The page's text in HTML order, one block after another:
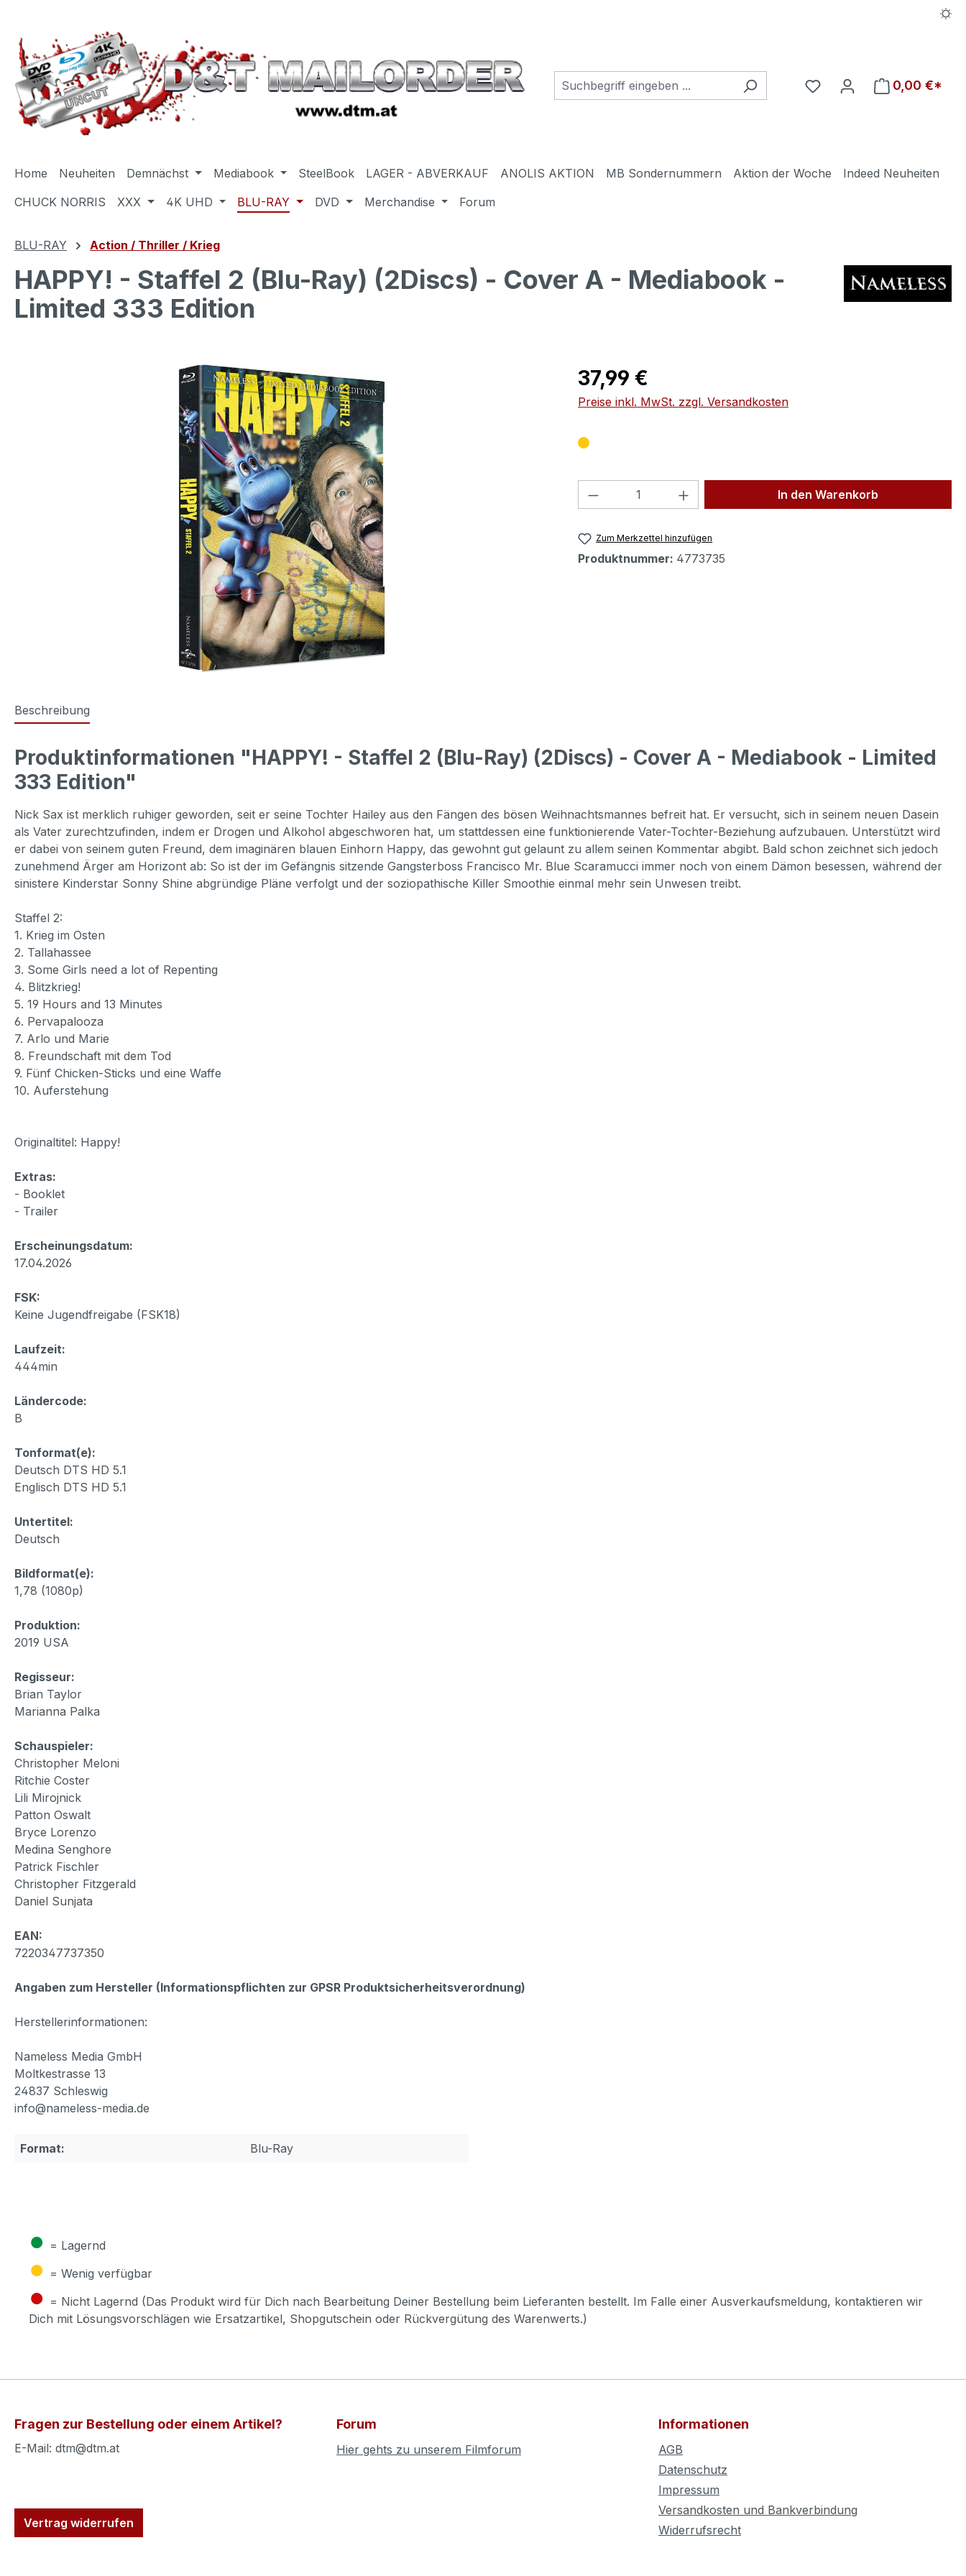
Du hast 0 Produkte auf
0,00 €*
Home Neuheiten Demnächst Mediabook SteelBook LAGER - ABVERKAUF ANOLIS AKTION MB Sondernummern Aktion der Woche
Indeed Neuheiten
CHUCK NORRIS
XXX 4K UHD BLU-RAY DVD Merchandise Forum
BLU-RAY Action / Thriller / Krieg
HAPPY! - Staffel 2 (Blu-Ray) (2Discs) - Cover A - Mediabook -
Limited 333 Edition
Regulärer Preis:
37,99 €
Preise inkl. MwSt. zzgl. Versandkosten
Produkt Anzahl: Gib den gewünschten Wert
In den Warenkorb
Zum Merkzettel hinzufügen
Produktnummer: 4773735
Beschreibung
Produktinformationen "HAPPY! - Staffel 2 (Blu-Ray) (2Discs) - Cover A - Mediabook - Limited
333 Edition"
Nick Sax ist merklich ruhiger geworden, seit er seine Tochter Hailey aus den Fängen des bösen Weihnachtsmannes befreit hat. Er versucht, sich in seinem neuen Dasein
als Vater zurechtzufinden, indem er Drogen und Alkohol abgeschworen hat, um stattdessen eine funktionierende Vater-Tochter-Beziehung aufzubauen. Unterstützt wird
er dabei von seinem guten Freund, dem imaginären blauen Einhorn Happy, das gewohnt gut gelaunt zu allem seinen Kommentar abgibt. Bald schon zeichnet sich jedoch
zunehmend Ärger am Horizont ab: So ist der im Gefängnis sitzende Gangsterboss Francisco Mr. Blue Scaramucci immer noch von einem Dämon besessen, während der
sinistere Kinderstar Sonny Shine abgründige Pläne verfolgt und der soziopathische Killer Smoothie einmal mehr sein Unwesen treibt.
Staffel 2:
1. Krieg im Osten
2. Tallahassee
3. Some Girls need a lot of Repenting
4. Blitzkrieg!
5. 19 Hours and 13 Minutes
6. Pervapalooza
7. Arlo und Marie
8. Freundschaft mit dem Tod
9. Fünf Chicken-Sticks und eine Waffe
10. Auferstehung
Originaltitel: Happy!
Extras:
- Booklet
- Trailer
Erscheinungsdatum:
17.04.2026
FSK:
Keine Jugendfreigabe (FSK18)
Laufzeit:
444min
Ländercode:
B
Tonformat(e):
Deutsch DTS HD 5.1
Englisch DTS HD 5.1
Untertitel:
Deutsch
Bildformat(e):
1,78 (1080p)
Produktion:
2019 USA
Regisseur:
Brian Taylor
Marianna Palka
Schauspieler:
Christopher Meloni
Ritchie Coster
Lili Mirojnick
Patton Oswalt
Bryce Lorenzo
Medina Senghore
Patrick Fischler
Christopher Fitzgerald
Daniel Sunjata
EAN:
7220347737350
Angaben zum Hersteller (Informationspflichten zur GPSR Produktsicherheitsverordnung)
Herstellerinformationen:
Nameless Media GmbH
Moltkestrasse 13
24837 Schleswig
info@nameless-media.de
Format: Blu-Ray
● = Lagernd
● = Wenig verfügbar
● = Nicht Lagernd (Das Produkt wird für Dich nach Bearbeitung Deiner Bestellung beim Lieferanten bestellt. Im Falle einer Ausverkaufsmeldung, kontaktieren wir
Dich mit Lösungsvorschlägen wie Ersatzartikel, Shopgutschein oder Rückvergütung des Warenwerts.)
Fragen zur Bestellung oder einem Artikel?
E-Mail: dtm@dtm.at
Vertrag widerrufen
Forum
Hier gehts zu unserem Filmforum
Informationen
AGB
Datenschutz
Impressum
Versandkosten und Bankverbindung
Widerrufsrecht